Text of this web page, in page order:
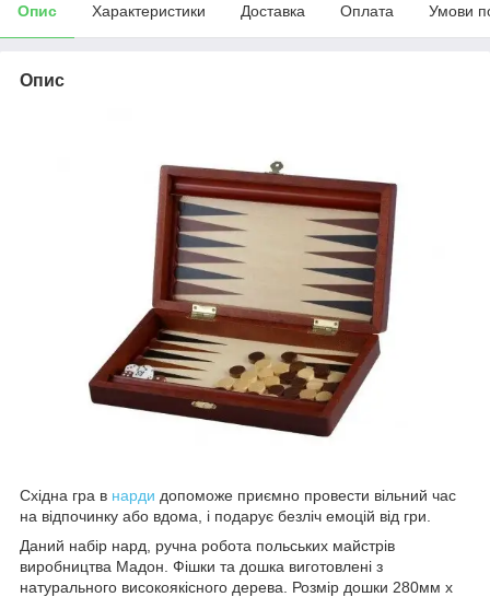
Опис Характеристики Доставка Оплата Умови
Опис
Східна гра в нарди допоможе приємно провести вільний час
на відпочинку або вдома, і подарує безліч емоцій від гри.
Даний набір нард, ручна робота польських майстрів
виробництва Мадон. Фішки та дошка виготовлені з
натурального високоякісного дерева. Розмір дошки 280мм х